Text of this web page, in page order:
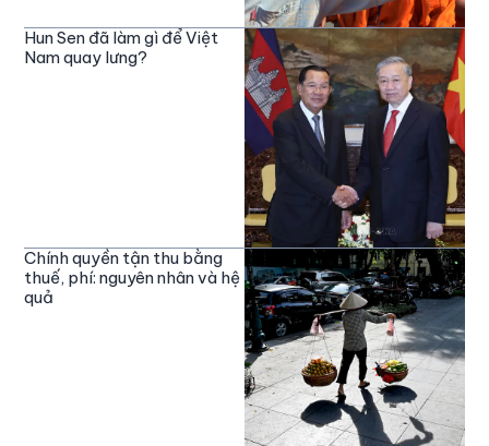
Hun Sen đã làm gì để Việt
Nam quay lưng?
Chính quyền tận thu bằng
thuế, phí: nguyên nhân và hệ
quả